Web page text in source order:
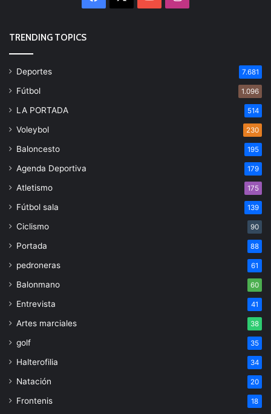
TRENDING TOPICS
Deportes 7.681
Fútbol 1.096
LA PORTADA 514
Voleybol 230
Baloncesto 195
Agenda Deportiva 179
Atletismo 175
Fútbol sala 139
Ciclismo 90
Portada 88
pedroneras 61
Balonmano 60
Entrevista 41
Artes marciales 38
golf 35
Halterofilia 34
Natación 20
Frontenis 18